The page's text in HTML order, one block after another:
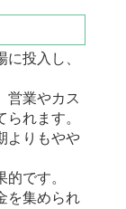
投入し、
営業やカス
れます。
よりもやや
です。
を集められ